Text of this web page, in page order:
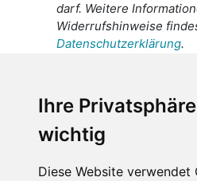
Ihre
wichtig
Diese Website verwendet
darf. Weitere
Widerrufshinweise
Datenschutzerklärung.
personenbezogenen
Empfänger dieser
werden dürfen. Weitere
Datenschutzerklärung.